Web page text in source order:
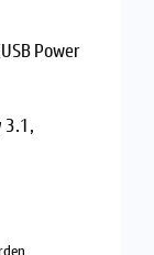
Power
3.1,